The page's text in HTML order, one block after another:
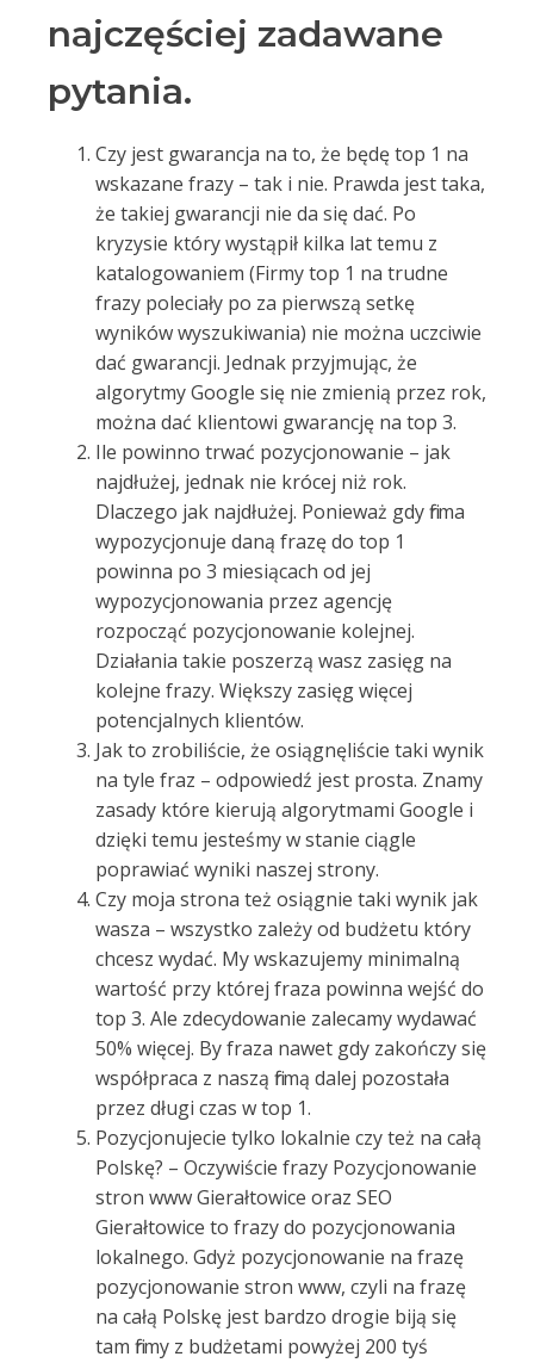
najczęściej zadawane
pytania.
Czy jest gwarancja na to, że będę top 1 na
wskazane frazy – tak i nie. Prawda jest taka,
że takiej gwarancji nie da się dać. Po
kryzysie który wystąpił kilka lat temu z
katalogowaniem (Firmy top 1 na trudne
frazy poleciały po za pierwszą setkę
wyników wyszukiwania) nie można uczciwie
dać gwarancji. Jednak przyjmując, że
algorytmy Google się nie zmienią przez rok,
można dać klientowi gwarancję na top 3.
Ile powinno trwać pozycjonowanie – jak
najdłużej, jednak nie krócej niż rok.
Dlaczego jak najdłużej. Ponieważ gdy firma
wypozycjonuje daną frazę do top 1
powinna po 3 miesiącach od jej
wypozycjonowania przez agencję
rozpocząć pozycjonowanie kolejnej.
Działania takie poszerzą wasz zasięg na
kolejne frazy. Większy zasięg więcej
potencjalnych klientów.
Jak to zrobiliście, że osiągnęliście taki wynik
na tyle fraz – odpowiedź jest prosta. Znamy
zasady które kierują algorytmami Google i
dzięki temu jesteśmy w stanie ciągle
poprawiać wyniki naszej strony.
Czy moja strona też osiągnie taki wynik jak
wasza – wszystko zależy od budżetu który
chcesz wydać. My wskazujemy minimalną
wartość przy której fraza powinna wejść do
top 3. Ale zdecydowanie zalecamy wydawać
50% więcej. By fraza nawet gdy zakończy się
współpraca z naszą firmą dalej pozostała
przez długi czas w top 1.
Pozycjonujecie tylko lokalnie czy też na całą
Polskę? – Oczywiście frazy Pozycjonowanie
stron www Gierałtowice oraz SEO
Gierałtowice to frazy do pozycjonowania
lokalnego. Gdyż pozycjonowanie na frazę
pozycjonowanie stron www, czyli na frazę
na całą Polskę jest bardzo drogie biją się
tam firmy z budżetami powyżej 200 tyś